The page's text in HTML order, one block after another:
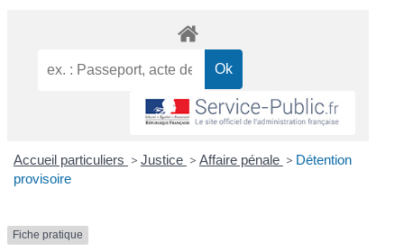
Accueil particuliers > Justice > Affaire pénale > Détention
provisoire
Fiche pratique